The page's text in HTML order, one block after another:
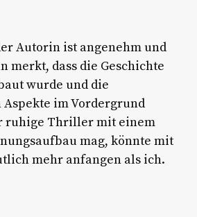
Autorin ist angenehm und
merkt, dass die Geschichte
wurde und die
im Vordergrund
ruhige Thriller mit einem
mag, könnte mit
mehr anfangen als ich.